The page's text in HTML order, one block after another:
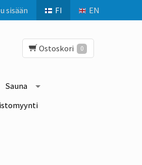
FI EN
sisään
Ostoskori 0
Sauna